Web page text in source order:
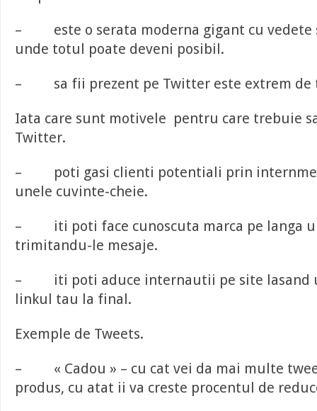
– este o serata moderna gigant cu vedete
unde totul poate deveni posibil.
– sa fii prezent pe Twitter este extrem de
Iata care sunt motivele pentru care trebuie
Twitter.
– poti gasi clienti potentiali prin
unele cuvinte-cheie.
– iti poti face cunoscuta marca pe langa
trimitandu-le mesaje.
– iti poti aduce internautii pe site lasand
linkul tau la final.
Exemple de Tweets.
– « Cadou » – cu cat vei da mai multe
produs, cu atat ii va creste procentul de